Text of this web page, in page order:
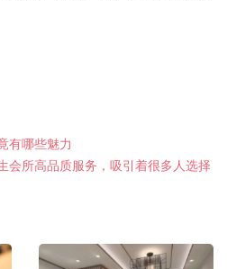
有哪些魅力
会所高品质服务，吸引着很多人选择